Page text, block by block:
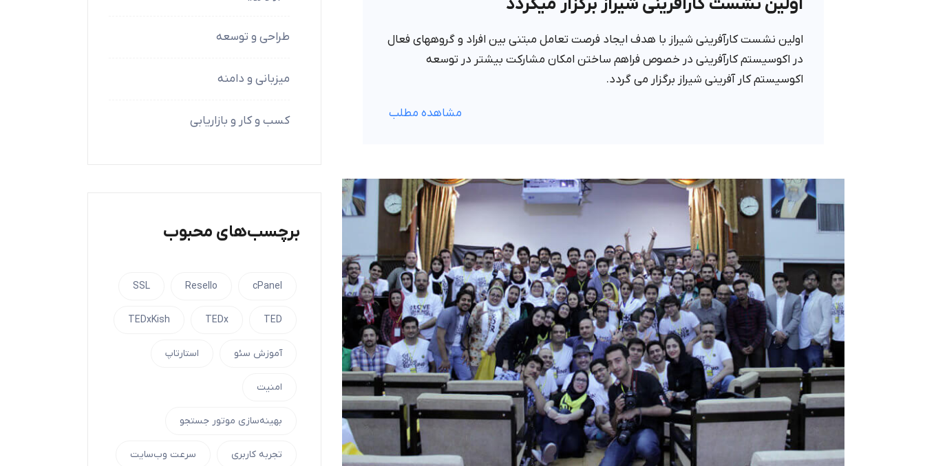
اولین نشست کارآفرینی شیراز با هدف ایجاد فرصت تعامل مبتنی بین افراد و گروههای فعال
در اکوسیستم کارآفرینی در خصوص فراهم ساختن امکان مشارکت بیشتر در توسعه
اکوسیستم کار آفرینی شیراز برگزار می گردد.
مشاهده مطلب
طراحی و توسعه
میزبانی و دامنه
کسب و کار و بازاریابی
برچسب‌های محبوب
cPanel
Resello
SSL
TED
TEDx
TEDxKish
آموزش سئو استارتاپ
امنیت
بهینه‌سازی موتور جستجو
تجربه کاربری سرعت وب‌سایت